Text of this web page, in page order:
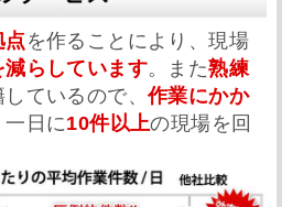
点 を作ることにより、現場
らしています。また熟練
しているので、作業にかか
一日に10件以上の現場を回